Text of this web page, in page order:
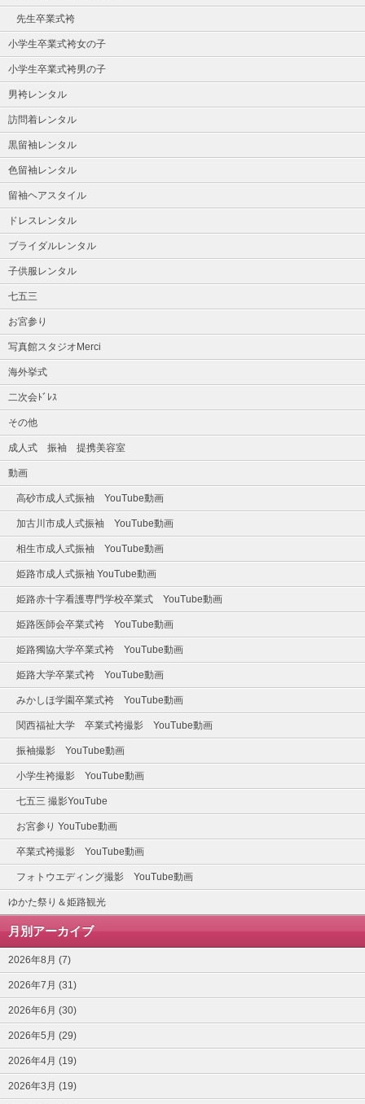
先生卒業式袴
小学生卒業式袴女の子
小学生卒業式袴男の子
男袴レンタル
訪問着レンタル
黒留袖レンタル
色留袖レンタル
留袖ヘアスタイル
ドレスレンタル
ブライダルレンタル
子供服レンタル
七五三
お宮参り
写真館スタジオMerci
海外挙式
二次会ﾄﾞﾚｽ
その他
成人式 振袖 提携美容室
動画
高砂市成人式振袖 YouTube動画
加古川市成人式振袖 YouTube動画
相生市成人式振袖 YouTube動画
姫路市成人式振袖 YouTube動画
姫路赤十字看護専門学校卒業式 YouTube動画
姫路医師会卒業式袴 YouTube動画
姫路獨協大学卒業式袴 YouTube動画
姫路大学卒業式袴 YouTube動画
みかしほ学園卒業式袴 YouTube動画
関西福祉大学 卒業式袴撮影 YouTube動画
振袖撮影 YouTube動画
小学生袴撮影 YouTube動画
七五三 撮影YouTube
お宮参り YouTube動画
卒業式袴撮影 YouTube動画
フォトウエディング撮影 YouTube動画
ゆかた祭り＆姫路観光
月別アーカイブ
2026年8月 (7)
2026年7月 (31)
2026年6月 (30)
2026年5月 (29)
2026年4月 (19)
2026年3月 (19)